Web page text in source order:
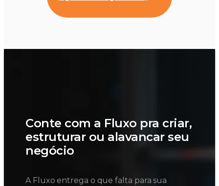
Conte com a Fluxo pra criar,
estruturar ou alavancar seu
negócio
A Fluxo entrega o que falta para sua